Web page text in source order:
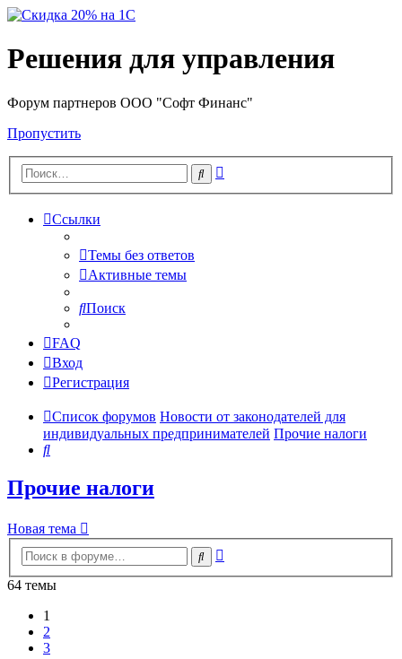
Решения для управления
Форум партнеров ООО "Софт Финанс"
Пропустить
Поиск
Ссылки
Темы без ответов
Активные темы
Поиск
FAQ
Вход
Регистрация
Список форумов Новости от законодателей для
индивидуальных предпринимателей Прочие налоги
Поиск
Прочие налоги
Новая тема
Поиск
64 темы
1
2
3